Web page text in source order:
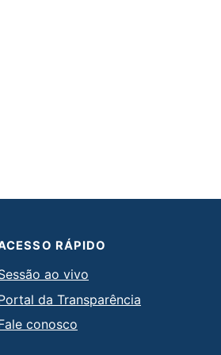
RÁPIDO
ao vivo
da Transparência
conosco